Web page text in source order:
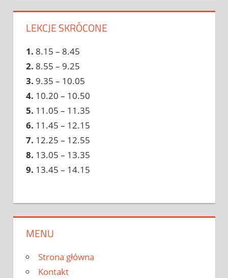
LEKCJE SKRÓCONE
1. 8.15 – 8.45
2. 8.55 – 9.25
3. 9.35 – 10.05
4. 10.20 – 10.50
5. 11.05 – 11.35
6. 11.45 – 12.15
7. 12.25 – 12.55
8. 13.05 – 13.35
9. 13.45 – 14.15
MENU
Strona główna
Kontakt